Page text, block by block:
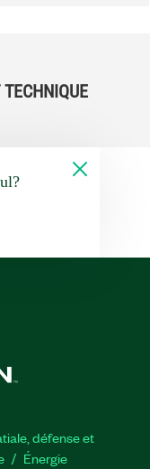
TECHNIQUE
défense et
Énergie​